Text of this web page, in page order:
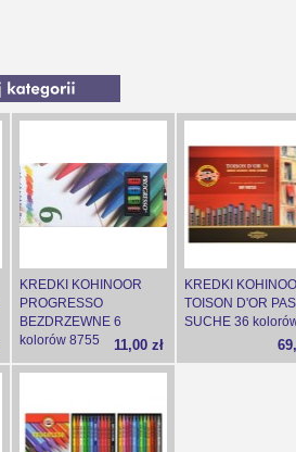
KREDKI KOHINOOR
PROGRESSO
BEZDRZEWNE 6
kolorów 8755
11,00 zł
KREDKI
TOISON D'OR
SUCHE 36